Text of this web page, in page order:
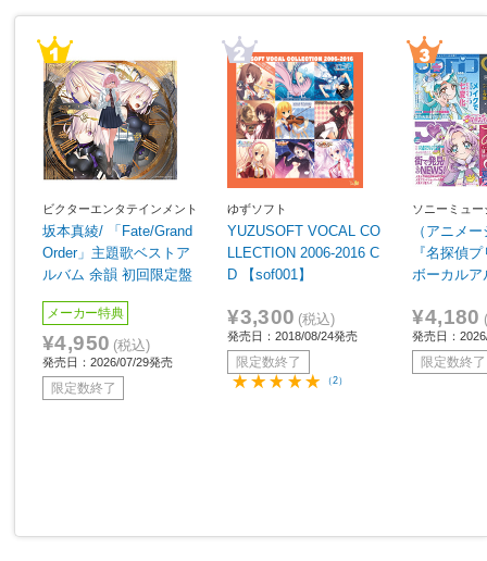
ビクターエンタテインメント
坂本真綾/ 「Fate/Grand
Order」主題歌ベストア
ルバム 余韻 初回限定盤
メーカー特典
¥4,950 (税込)
発売日：2026/07/29発売
限定数終了
ゆずソフト
YUZUSOFT VOCAL CO
LLECTION 2006-2016 C
D 【sof001】
¥3,300 (税込)
発売日：2018/08/24発売
限定数終了
（2）
ソニーミュ
ィング
（アニメ
『名探偵
ボーカルア
¥4,180
発売日：
限定数終了